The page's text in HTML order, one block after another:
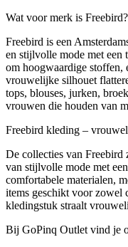
Wat voor merk is Freebird?
Freebird is een
en stijlvolle mode met een
om hoogwaardige stoffen,
vrouwelijke silhouet
tops, blouses, jurken,
vrouwen die houden van
Freebird kleding –
De collecties van
van stijlvolle mode met
comfortabele materialen,
items geschikt voor zowel
kledingstuk straalt
Bij GoPinq Outlet vind je